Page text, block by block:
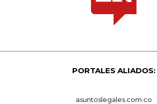
PORTALES ALIADOS:
asuntoslegales.com.co